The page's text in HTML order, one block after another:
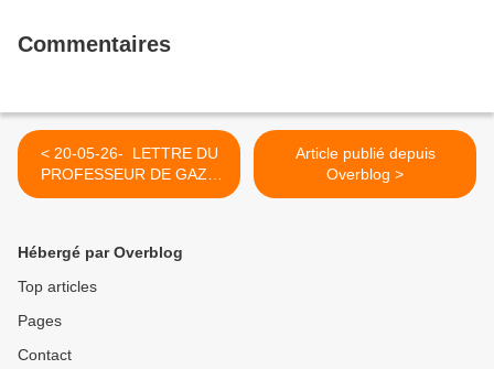
Commentaires
< 20-05-26- LETTRE DU
PROFESSEUR DE GAZA
ZIAD MEDOUKH AU
(2020)
Article publié depuis
Overblog >
Hébergé par Overblog
Top articles
Pages
Contact